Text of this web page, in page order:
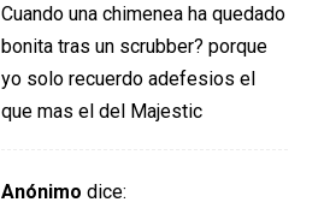
Cuando una chimenea ha quedado
bonita tras un scrubber? porque
yo solo recuerdo adefesios el
que mas el del Majestic
Anónimo dice: